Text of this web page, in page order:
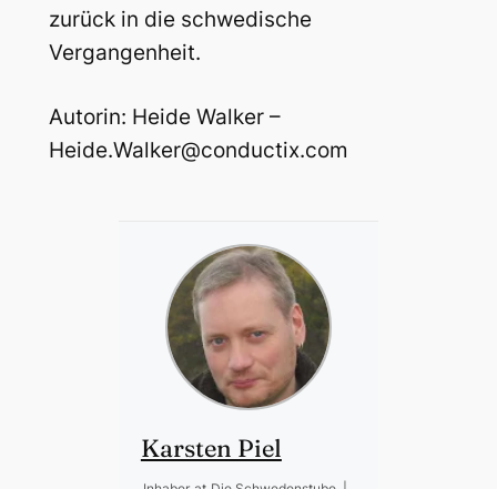
zurück in die schwedische
Vergangenheit.
Autorin: Heide Walker –
Heide.Walker@conductix.com
Karsten Piel